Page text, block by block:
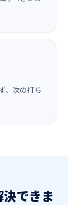
、次の打ち
できま